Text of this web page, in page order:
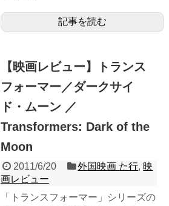
記事を読む
【映画レビュー】トランス
フォーマー／ダークサイ
ド・ムーン ／
Transformers: Dark of the
Moon
2011/6/20 外国映画 た行, 映
画レビュー
「トランスフォーマー」シリーズの